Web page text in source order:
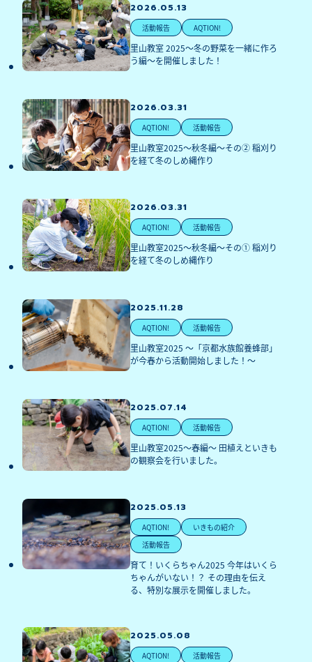
2026.05.13
活動報告 AQTION!
里山教室 2025～冬の野菜を一緒に作ろ
う編～を開催しました！
2026.03.31
AQTION! 活動報告
里山教室2025～秋冬編～その② 稲刈り
を経て冬のしめ縄作り
2026.03.31
AQTION! 活動報告
里山教室2025～秋冬編～その① 稲刈り
を経て冬のしめ縄作り
2025.11.28
AQTION! 活動報告
里山教室2025 ～「京都水族館養蜂部」
が今春から活動開始しました！～
2025.07.14
AQTION! 活動報告
里山教室2025～春編～ 田植えといきも
の観察会を行いました。
2025.05.13
AQTION!
いきもの紹介
活動報告
育て！いくらちゃん2025 今年はいくら
ちゃんがいない！？ その理由を伝え
る、特別な展示を開催しました。
2025.05.08
AQTION! 活動報告